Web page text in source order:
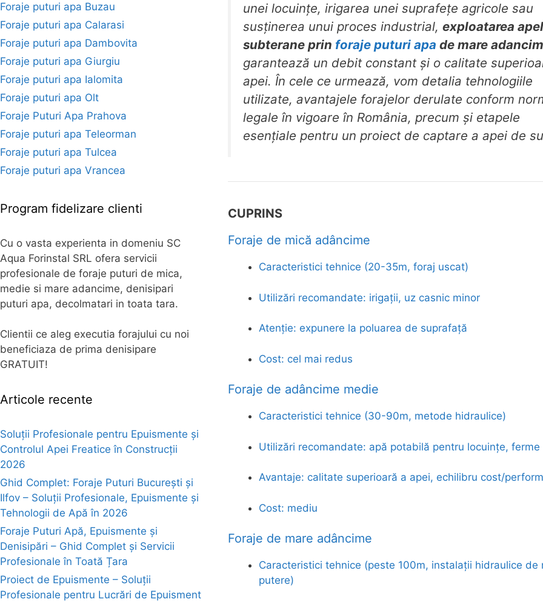
unei locuințe, irigarea unei suprafețe agricole sau
susținerea unui proces industrial, exploatarea
subterane prin foraje puturi apa de mare
garantează un debit constant și o calitate
apei. În cele ce urmează, vom detalia tehnologiile
utilizate, avantajele forajelor derulate conform
legale în vigoare în România, precum și etapele
esențiale pentru un proiect de captare a apei de
CUPRINS
Foraje de mică adâncime
Caracteristici tehnice (20-35m, foraj uscat)
Utilizări recomandate: irigații, uz casnic minor
Atenție: expunere la poluarea de suprafață
Cost: cel mai redus
Foraje de adâncime medie
Caracteristici tehnice (30-90m, metode hidraulice)
Utilizări recomandate: apă potabilă pentru locuințe, ferme
Avantaje: calitate superioară a apei, echilibru cost/
Cost: mediu
Foraje de mare adâncime
Caracteristici tehnice (peste 100m, instalații hidraulice de
putere)
Foraje puturi apa Buzau
Foraje puturi apa Calarasi
Foraje puturi apa Dambovita
Foraje puturi apa Giurgiu
Foraje puturi apa Ialomita
Foraje puturi apa Olt
Foraje Puturi Apa Prahova
Foraje puturi apa Teleorman
Foraje puturi apa Tulcea
Foraje puturi apa Vrancea
Program fidelizare clienti
Cu o vasta experienta in domeniu SC
Aqua Forinstal SRL ofera servicii
profesionale de foraje puturi de mica,
medie si mare adancime, denisipari
puturi apa, decolmatari in toata tara.
Clientii ce aleg executia forajului cu noi
beneficiaza de prima denisipare
GRATUIT!
Articole recente
Soluții Profesionale pentru Epuismente și
Controlul Apei Freatice în Construcții
2026
Ghid Complet: Foraje Puturi București și
Ilfov – Soluții Profesionale, Epuismente și
Tehnologii de Apă în 2026
Foraje Puturi Apă, Epuismente și
Denisipări – Ghid Complet și Servicii
Profesionale în Toată Țara
Proiect de Epuismente – Soluții
Profesionale pentru Lucrări de Epuisment